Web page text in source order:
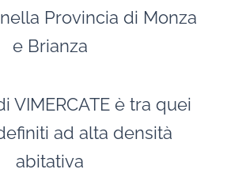
Provincia di Monza
e Brianza
VIMERCATE è tra quei
ad alta densità
abitativa